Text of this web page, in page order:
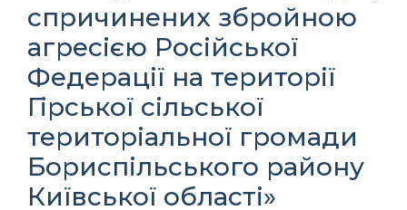
спричинених збройною
агресією Російської
Федерації на території
Гірської сільської
територіальної громади
Бориспільського району
Київської області»